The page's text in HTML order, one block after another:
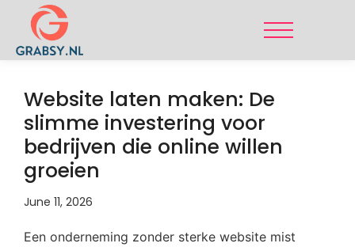
Website laten maken: De
slimme investering voor
bedrijven die online willen
groeien
June 11, 2026
Een onderneming zonder sterke website mist